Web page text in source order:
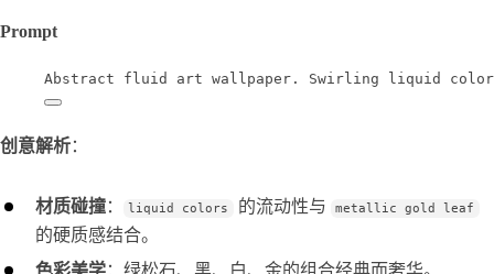
Prompt
Abstract fluid art wallpaper. Swirling liquid
创意解析：
材质碰撞： liquid colors 的流动性与 metallic gold leaf
的硬质感结合。